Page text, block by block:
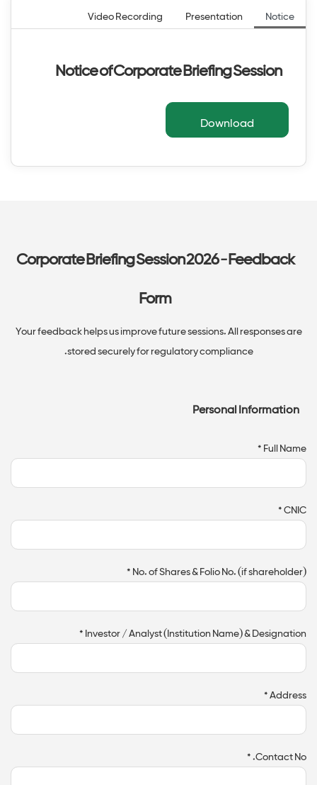
Notice
Presentation
Video Recording
Notice of Corporate Briefing Session
Download
Corporate Briefing Session 2026 - Feedback
Form
Your feedback helps us improve future sessions. All responses are
stored securely for regulatory compliance.
Personal Information
Full Name *
CNIC *
No. of Shares & Folio No. (if shareholder) *
Investor / Analyst (Institution Name) & Designation *
Address *
Contact No. *